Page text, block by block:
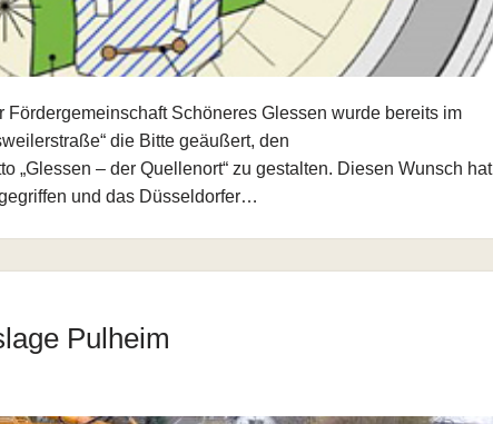
Fördergemeinschaft Schöneres Glessen wurde bereits im
die Bitte geäußert, den
„Glessen – der Quellenort“ zu gestalten. Diesen Wunsch hat
und das Düsseldorfer…
Pulheim